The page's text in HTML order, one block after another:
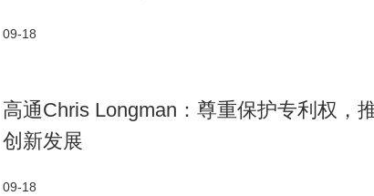
09-18
高通Chris Longman：尊重保护专利权，
创新发展
09-18